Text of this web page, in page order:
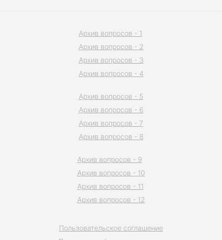
Пользовательское соглашение
Архив вопросов - 1
Архив вопросов - 2
Архив вопросов - 3
Архив вопросов - 4
Архив вопросов - 5
Архив вопросов - 6
Архив вопросов - 7
Архив вопросов - 8
Архив вопросов - 9
Архив вопросов - 10
Архив вопросов - 11
Архив вопросов - 12